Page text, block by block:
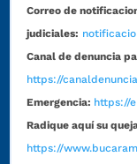
Correo de
judiciales:
Canal de denuncia
https://
Emergencia: https://
Radique aquí su
https://